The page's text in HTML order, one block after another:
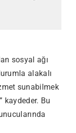
sosyal ağı
alakalı
sunabilmek
kaydeder. Bu